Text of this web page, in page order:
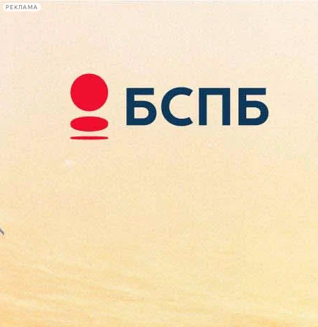
РЕКЛАМА
Сегодня:
2026.08.09
07:35
Афиша Plus